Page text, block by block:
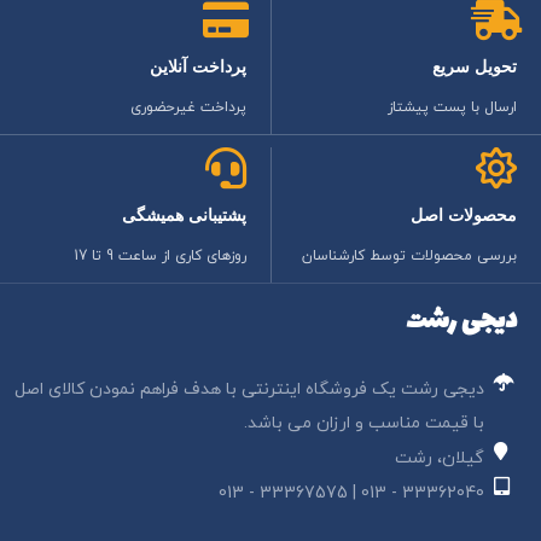
تحویل سریع
ارسال با پست پیشتاز
پرداخت آنلاین
پرداخت غیرحضوری
محصولات اصل
بررسی محصولات توسط کارشناسان
پشتیبانی همیشگی
روزهای کاری از ساعت 9 تا 17
دیجی رشت
دیجی رشت یک فروشگاه اینترنتی با هدف فراهم نمودن کالای اصل
با قیمت مناسب و ارزان می باشد.
گیلان، رشت
33362040 - 013 | 33367575 - 013